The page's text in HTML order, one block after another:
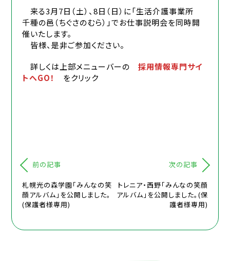
来る3月7日（土）、8日（日）に「生活介護事業所
千種の邑（ちぐさのむら）」でお仕事説明会を同時開
催いたします。
皆様、是非ご参加ください。
詳しくは上部メニューバーの採用情報専門サイ
トへGO！
をクリック
前の記事
札幌光の森学園「みんなの笑
顔アルバム」を公開しました。
(保護者様専用)
次の記事
トレニア・西野「みんなの笑顔
アルバム」を公開しました。(保
護者様専用)